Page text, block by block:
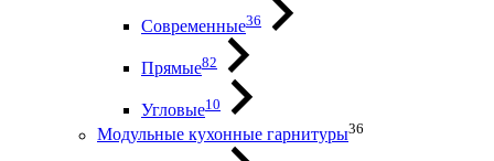
Современные36
Прямые82
Угловые10
Модульные кухонные гарнитуры36